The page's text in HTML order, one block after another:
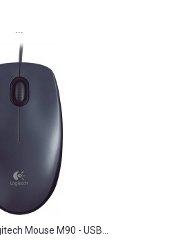
```
Mouse M90 - USB...